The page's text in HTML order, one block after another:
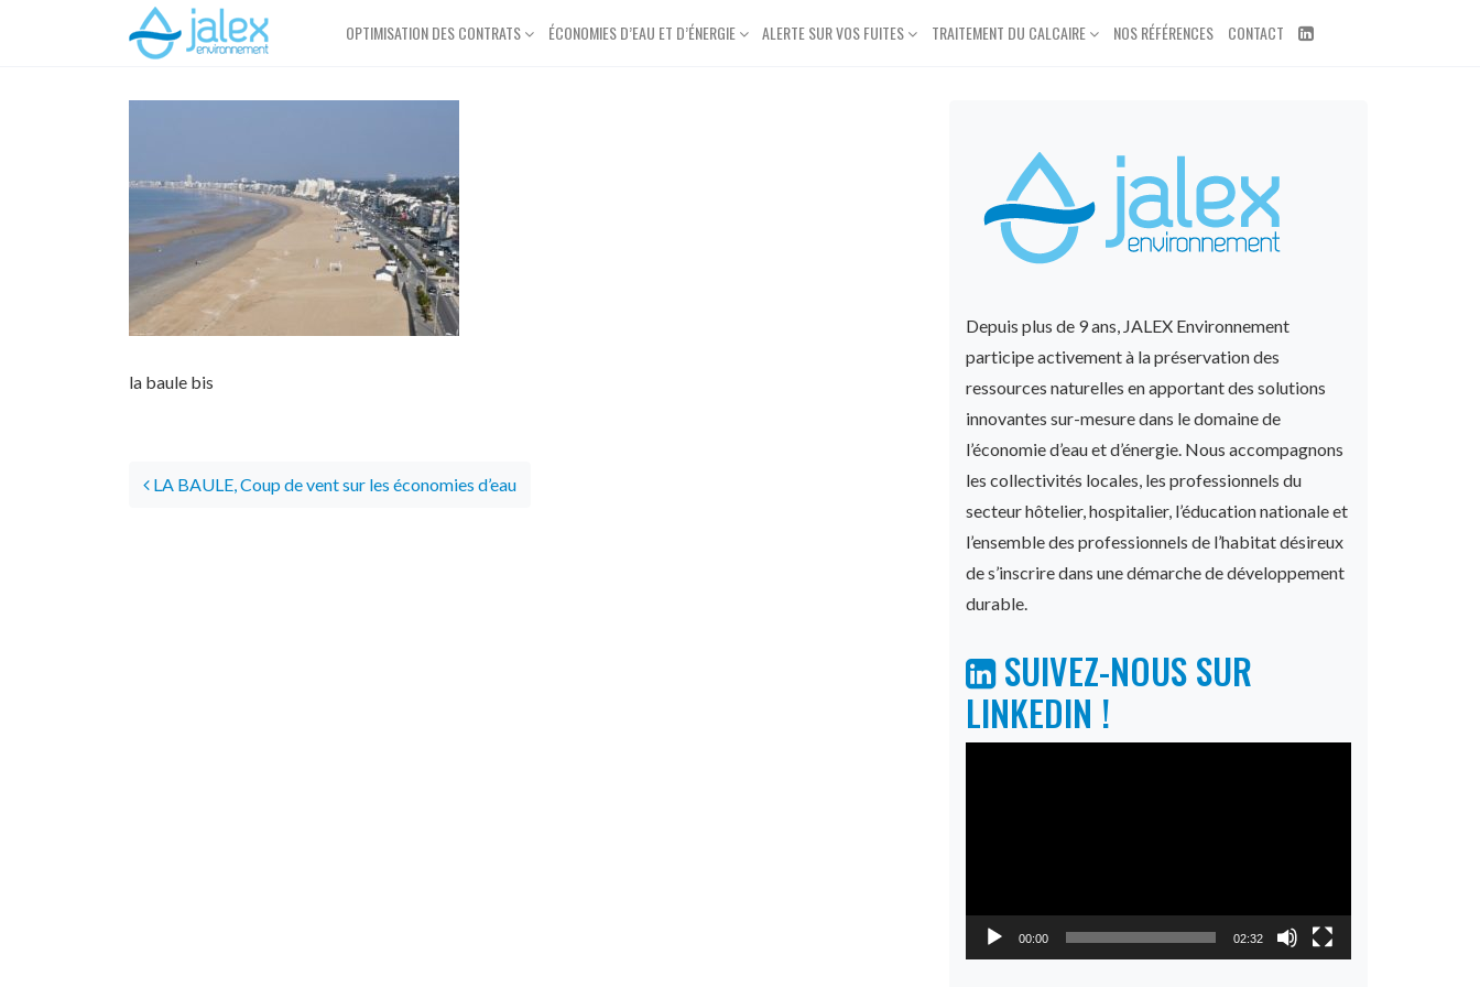
OPTIMISATION DES CONTRATS ÉCONOMIES D’EAU ET D’ÉNERGIE ALERTE SUR VOS FUITES TRAITEMENT DU CALCAIRE NOS RÉFÉRENCES CONTACT
la baule bis
LA BAULE, Coup de vent sur les économies d’eau
Depuis plus de 9 ans, JALEX Environnement
participe activement à la préservation des
ressources naturelles en apportant des solutions
innovantes sur-mesure dans le domaine de
l’économie d’eau et d’énergie. Nous accompagnons
les collectivités locales, les professionnels du
secteur hôtelier, hospitalier, l’éducation nationale et
l’ensemble des professionnels de l’habitat désireux
de s’inscrire dans une démarche de développement
durable.
SUIVEZ-NOUS SUR
LINKEDIN !
00:00 02:32